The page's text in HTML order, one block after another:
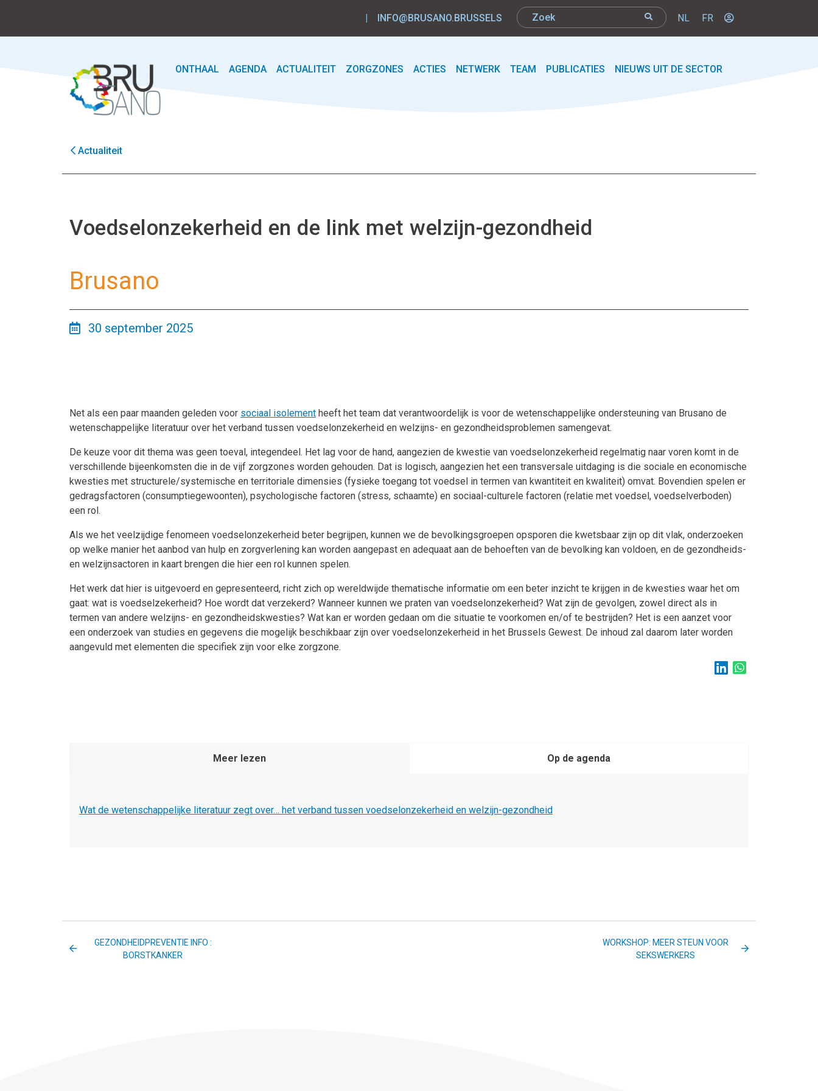
| INFO@BRUSANO.BRUSSELS NL FR
ONTHAAL AGENDA ACTUALITEIT ZORGZONES ACTIES NETWERK TEAM PUBLICATIES NIEUWS UIT DE SECTOR
Actualiteit
Voedselonzekerheid en de link met welzijn-gezondheid
Brusano
30 september 2025
Net als een paar maanden geleden voor sociaal isolement heeft het team dat verantwoordelijk is voor de wetenschappelijke ondersteuning van Brusano de
wetenschappelijke literatuur over het verband tussen voedselonzekerheid en welzijns- en gezondheidsproblemen samengevat.
De keuze voor dit thema was geen toeval, integendeel. Het lag voor de hand, aangezien de kwestie van voedselonzekerheid regelmatig naar voren komt in de
verschillende bijeenkomsten die in de vijf zorgzones worden gehouden. Dat is logisch, aangezien het een transversale uitdaging is die sociale en economische
kwesties met structurele/systemische en territoriale dimensies (fysieke toegang tot voedsel in termen van kwantiteit en kwaliteit) omvat. Bovendien spelen er
gedragsfactoren (consumptiegewoonten), psychologische factoren (stress, schaamte) en sociaal-culturele factoren (relatie met voedsel, voedselverboden)
een rol.
Als we het veelzijdige fenomeen voedselonzekerheid beter begrijpen, kunnen we de bevolkingsgroepen opsporen die kwetsbaar zijn op dit vlak, onderzoeken
op welke manier het aanbod van hulp en zorgverlening kan worden aangepast en adequaat aan de behoeften van de bevolking kan voldoen, en de gezondheids-
en welzijnsactoren in kaart brengen die hier een rol kunnen spelen.
Het werk dat hier is uitgevoerd en gepresenteerd, richt zich op wereldwijde thematische informatie om een beter inzicht te krijgen in de kwesties waar het om
gaat: wat is voedselzekerheid? Hoe wordt dat verzekerd? Wanneer kunnen we praten van voedselonzekerheid? Wat zijn de gevolgen, zowel direct als in
termen van andere welzijns- en gezondheidskwesties? Wat kan er worden gedaan om die situatie te voorkomen en/of te bestrijden? Het is een aanzet voor
een onderzoek van studies en gegevens die mogelijk beschikbaar zijn over voedselonzekerheid in het Brussels Gewest. De inhoud zal daarom later worden
aangevuld met elementen die specifiek zijn voor elke zorgzone.
Meer lezen Op de agenda
Wat de wetenschappelijke literatuur zegt over… het verband tussen voedselonzekerheid en welzijn-gezondheid
GEZONDHEIDPREVENTIE INFO :
BORSTKANKER
WORKSHOP: MEER STEUN VOOR
SEKSWERKERS